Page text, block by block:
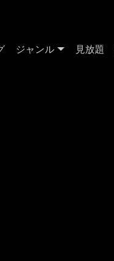
ジャンル 見放題